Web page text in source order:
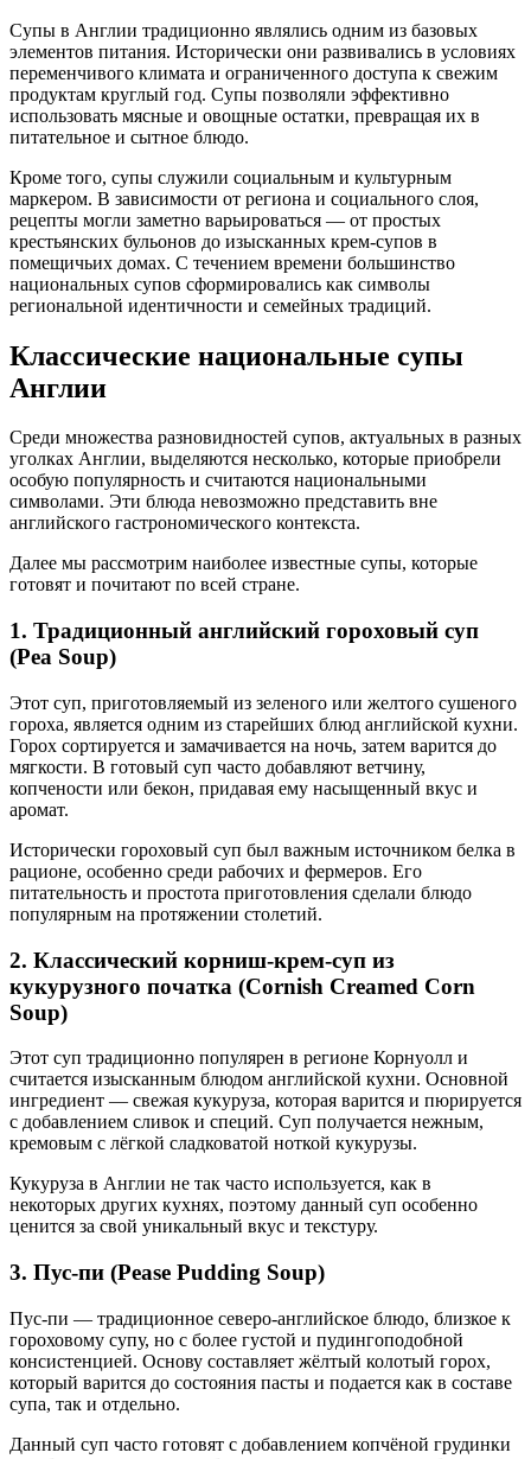
Супы в Англии традиционно являлись одним из базовых
элементов питания. Исторически они развивались в условиях
переменчивого климата и ограниченного доступа к свежим
продуктам круглый год. Супы позволяли эффективно
использовать мясные и овощные остатки, превращая их в
питательное и сытное блюдо.
Кроме того, супы служили социальным и культурным
маркером. В зависимости от региона и социального слоя,
рецепты могли заметно варьироваться — от простых
крестьянских бульонов до изысканных крем-супов в
помещичьих домах. С течением времени большинство
национальных супов сформировались как символы
региональной идентичности и семейных традиций.
Классические национальные супы
Англии
Среди множества разновидностей супов, актуальных в разных
уголках Англии, выделяются несколько, которые приобрели
особую популярность и считаются национальными
символами. Эти блюда невозможно представить вне
английского гастрономического контекста.
Далее мы рассмотрим наиболее известные супы, которые
готовят и почитают по всей стране.
1. Традиционный английский гороховый суп
(Pea Soup)
Этот суп, приготовляемый из зеленого или желтого сушеного
гороха, является одним из старейших блюд английской кухни.
Горох сортируется и замачивается на ночь, затем варится до
мягкости. В готовый суп часто добавляют ветчину,
копчености или бекон, придавая ему насыщенный вкус и
аромат.
Исторически гороховый суп был важным источником белка в
рационе, особенно среди рабочих и фермеров. Его
питательность и простота приготовления сделали блюдо
популярным на протяжении столетий.
2. Классический корниш-крем-суп из
кукурузного початка (Cornish Creamed Corn
Soup)
Этот суп традиционно популярен в регионе Корнуолл и
считается изысканным блюдом английской кухни. Основной
ингредиент — свежая кукуруза, которая варится и пюрируется
с добавлением сливок и специй. Суп получается нежным,
кремовым с лёгкой сладковатой ноткой кукурузы.
Кукуруза в Англии не так часто используется, как в
некоторых других кухнях, поэтому данный суп особенно
ценится за свой уникальный вкус и текстуру.
3. Пус-пи (Pease Pudding Soup)
Пус-пи — традиционное северо-английское блюдо, близкое к
гороховому супу, но с более густой и пудингоподобной
консистенцией. Основу составляет жёлтый колотый горох,
который варится до состояния пасты и подается как в составе
супа, так и отдельно.
Данный суп часто готовят с добавлением копчёной грудинки